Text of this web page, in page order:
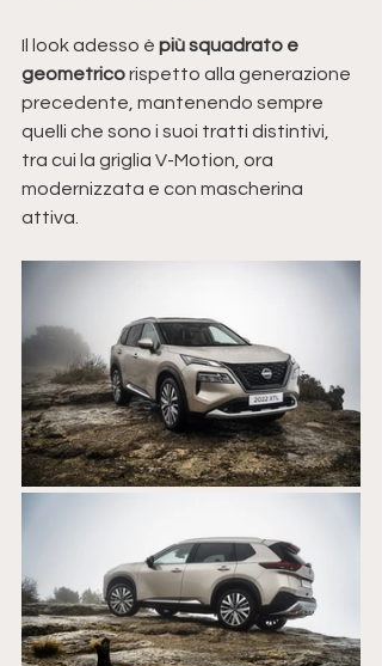
Il look adesso è più squadrato e
geometrico rispetto alla generazione
precedente, mantenendo sempre
quelli che sono i suoi tratti distintivi,
tra cui la griglia V-Motion, ora
modernizzata e con mascherina
attiva.